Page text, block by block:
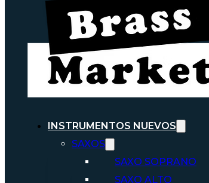
INSTRUMENTOS NUEVOS
SAXOS
SAXO SOPRANO
SAXO ALTO